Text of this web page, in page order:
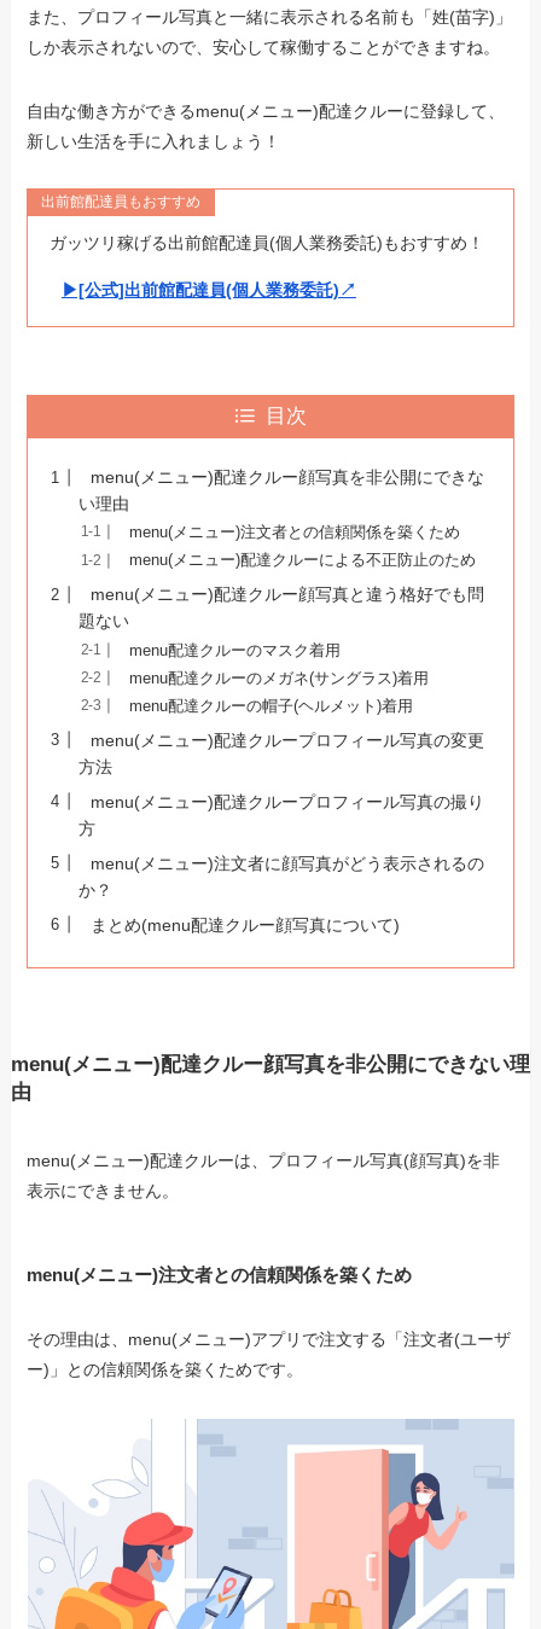
また、プロフィール写真と一緒に表示される名前も「姓(苗字)」
しか表示されないので、安心して稼働することができますね。
自由な働き方ができるmenu(メニュー)配達クルーに登録して、
新しい生活を手に入れましょう！
出前館配達員もおすすめ
ガッツリ稼げる出前館配達員(個人業務委託)もおすすめ！
▶︎[公式]出前館配達員(個人業務委託)↗︎
目次
menu(メニュー)配達クルー顔写真を非公開にできな
い理由
menu(メニュー)注文者との信頼関係を築くため
menu(メニュー)配達クルーによる不正防止のため
menu(メニュー)配達クルー顔写真と違う格好でも問
題ない
menu配達クルーのマスク着用
menu配達クルーのメガネ(サングラス)着用
menu配達クルーの帽子(ヘルメット)着用
menu(メニュー)配達クループロフィール写真の変更
方法
menu(メニュー)配達クループロフィール写真の撮り
方
menu(メニュー)注文者に顔写真がどう表示されるの
か？
まとめ(menu配達クルー顔写真について)
menu(メニュー)配達クルー顔写真を非公開にできない理
由
menu(メニュー)配達クルーは、プロフィール写真(顔写真)を非
表示にできません。
menu(メニュー)注文者との信頼関係を築くため
その理由は、menu(メニュー)アプリで注文する「注文者(ユーザ
ー)」との信頼関係を築くためです。